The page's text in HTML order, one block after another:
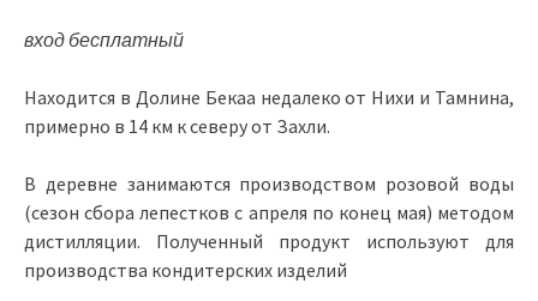
вход бесплатный
Находится в Долине Бекаа недалеко от Нихи и Тамнина,
примерно в 14 км к северу от Захли.
В деревне занимаются производством розовой воды
(сезон сбора лепестков с апреля по конец мая) методом
дистилляции. Полученный продукт используют для
производства кондитерских изделий